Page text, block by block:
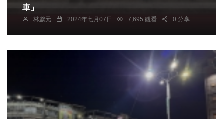
車」
林獻元 2024年七月07日 7,695 觀看 0 分享